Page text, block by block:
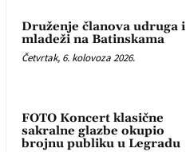
Druženje članova udruga i
mladeži na Batinskama
Četvrtak, 6. kolovoza 2026.
FOTO Koncert klasične
sakralne glazbe okupio
brojnu publiku u Legradu